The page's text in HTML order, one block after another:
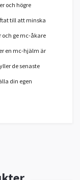
och högre
till att minska
och ge mc-åkare
en mc-hjälm är
de senaste
din egen